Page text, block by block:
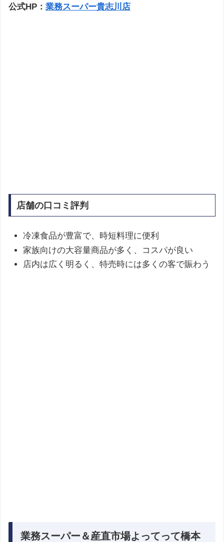
公式HP： 業務スーパー貴志川店
店舗の口コミ評判
冷凍食品が豊富で、時短料理に便利
家族向けの大容量商品が多く、コスパが良い
店内は広く明るく、特売時には多くの客で賑わう
業務スーパー＆産直市場よってって橋本